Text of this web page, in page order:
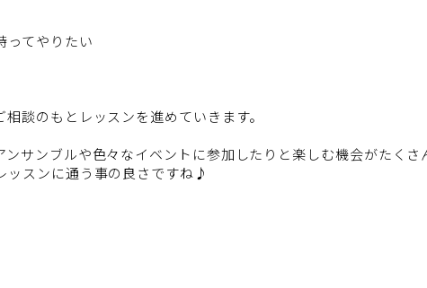
ってやりたい
談のもとレッスンを進めていきます。
サンブルや色々なイベントに参加したりと楽しむ機会がたくさ
ッスンに通う事の良さですね♪